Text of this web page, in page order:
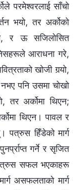
परमेश्‍वरलाई साँचो
भयो, तर अर्कोको
र ऊ सजिलोसित
आराधना गरे,
खोजी गर्‍यो,
पनि उसमा चोखो
तर अर्कोमा थिएन;
थिएन। पावल र
पत्रुस हिँडेको मार्ग
गर्ने र सृजित
पत्रुस सफल भएकाहरू
असफलताको मार्ग